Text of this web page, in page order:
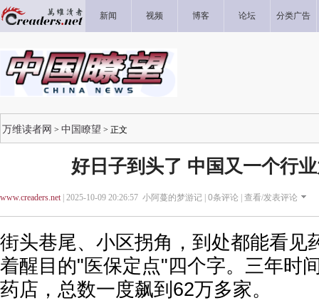
新闻 视频 博客 论坛 分类广告
万维读者网 > 中国瞭望 > 正文
好日子到头了 中国又一个行
www.creaders.net| 2025-10-09 20:26:57 小阿蔓的梦游记 | 0条评论 | 查看/发表评论
街头巷尾、小区拐角，到处都能看见
着醒目的"医保定点"四个字。三年时
药店，总数一度飙到62万多家。